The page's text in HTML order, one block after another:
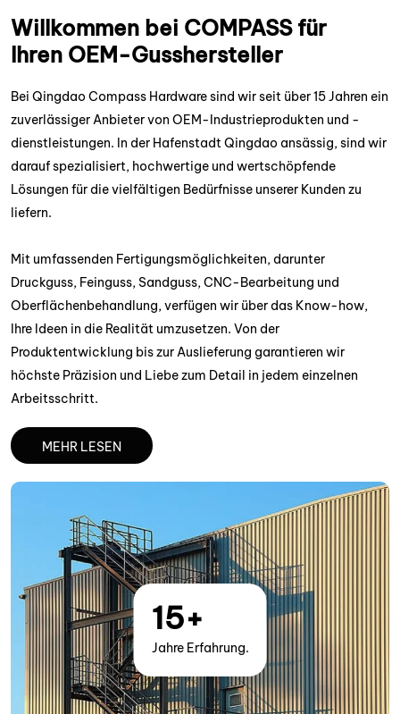
Willkommen bei COMPASS für
Ihren OEM-Gusshersteller
Bei Qingdao Compass Hardware sind wir seit über 15 Jahren ein
zuverlässiger Anbieter von OEM-Industrieprodukten und -
dienstleistungen. In der Hafenstadt Qingdao ansässig, sind wir
darauf spezialisiert, hochwertige und wertschöpfende
Lösungen für die vielfältigen Bedürfnisse unserer Kunden zu
liefern.
Mit umfassenden Fertigungsmöglichkeiten, darunter
Druckguss, Feinguss, Sandguss, CNC-Bearbeitung und
Oberflächenbehandlung, verfügen wir über das Know-how,
Ihre Ideen in die Realität umzusetzen. Von der
Produktentwicklung bis zur Auslieferung garantieren wir
höchste Präzision und Liebe zum Detail in jedem einzelnen
Arbeitsschritt.
MEHR LESEN
15+
Jahre Erfahrung.